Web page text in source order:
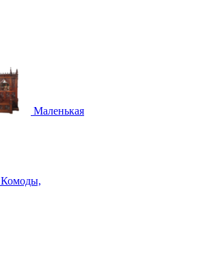
Маленькая
Комоды,